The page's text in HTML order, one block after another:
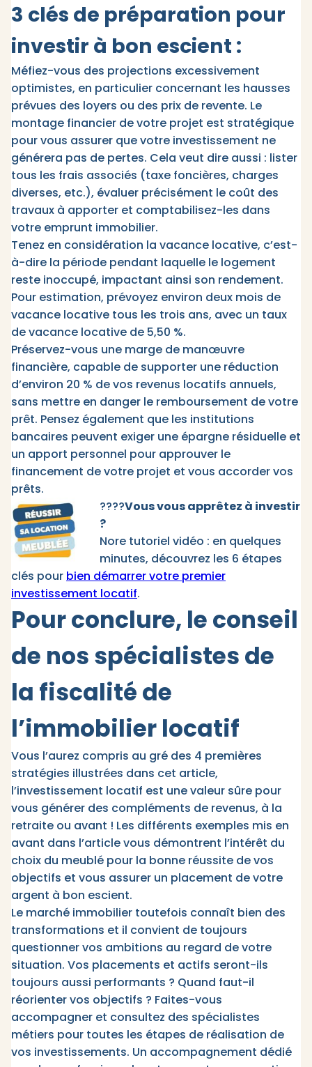
3 clés de préparation pour
investir à bon escient :
Méfiez-vous des projections excessivement
optimistes, en particulier concernant les hausses
prévues des loyers ou des prix de revente. Le
montage financier de votre projet est stratégique
pour vous assurer que votre investissement ne
générera pas de pertes. Cela veut dire aussi : lister
tous les frais associés (taxe foncières, charges
diverses, etc.), évaluer précisément le coût des
travaux à apporter et comptabilisez-les dans
votre emprunt immobilier.
Tenez en considération la vacance locative, c’est-
à-dire la période pendant laquelle le logement
reste inoccupé, impactant ainsi son rendement.
Pour estimation, prévoyez environ deux mois de
vacance locative tous les trois ans, avec un taux
de vacance locative de 5,50 %.
Préservez-vous une marge de manœuvre
financière, capable de supporter une réduction
d’environ 20 % de vos revenus locatifs annuels,
sans mettre en danger le remboursement de votre
prêt. Pensez également que les institutions
bancaires peuvent exiger une épargne résiduelle et
un apport personnel pour approuver le
financement de votre projet et vous accorder vos
prêts.
????Vous vous apprêtez à investir
?
Nore tutoriel vidéo : en quelques
minutes, découvrez les 6 étapes
clés pour bien démarrer votre premier
investissement locatif.
Pour conclure, le conseil
de nos spécialistes de
la fiscalité de
l’immobilier locatif
Vous l’aurez compris au gré des 4 premières
stratégies illustrées dans cet article,
l’investissement locatif est une valeur sûre pour
vous générer des compléments de revenus, à la
retraite ou avant ! Les différents exemples mis en
avant dans l’article vous démontrent l’intérêt du
choix du meublé pour la bonne réussite de vos
objectifs et vous assurer un placement de votre
argent à bon escient.
Le marché immobilier toutefois connaît bien des
transformations et il convient de toujours
questionner vos ambitions au regard de votre
situation. Vos placements et actifs seront-ils
toujours aussi performants ? Quand faut-il
réorienter vos objectifs ? Faites-vous
accompagner et consultez des spécialistes
métiers pour toutes les étapes de réalisation de
vos investissements. Un accompagnement dédié